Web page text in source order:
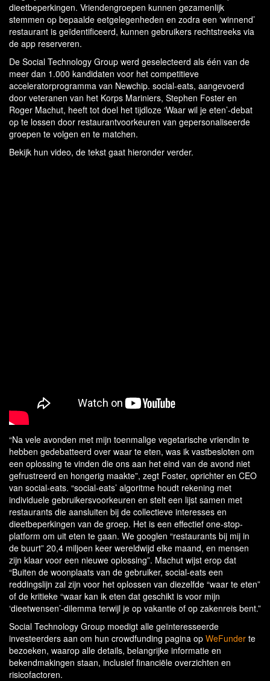
dieetbeperkingen. Vriendengroepen kunnen gezamenlijk
stemmen op bepaalde eetgelegenheden en zodra een ‘winnend’
restaurant is geïdentificeerd, kunnen gebruikers rechtstreeks via
de app reserveren.
De Social Technology Group werd geselecteerd als één van de
meer dan 1.000 kandidaten voor het competitieve
acceleratorprogramma van Newchip. social-eats, aangevoerd
door veteranen van het Korps Mariniers, Stephen Foster en
Roger Machut, heeft tot doel het tijdloze ‘Waar wil je eten’-debat
op te lossen door restaurantvoorkeuren van gepersonaliseerde
groepen te volgen en te matchen.
Bekijk hun video, de tekst gaat hieronder verder.
“Na vele avonden met mijn toenmalige vegetarische vriendin te
hebben gedebatteerd over waar te eten, was ik vastbesloten om
een oplossing te vinden die ons aan het eind van de avond niet
gefrustreerd en hongerig maakte”, zegt Foster, oprichter en CEO
van social-eats. “social-eats’ algoritme houdt rekening met
individuele gebruikersvoorkeuren en stelt een lijst samen met
restaurants die aansluiten bij de collectieve interesses en
dieetbeperkingen van de groep. Het is een effectief one-stop-
platform om uit eten te gaan. We googlen “restaurants bij mij in
de buurt” 20,4 miljoen keer wereldwijd elke maand, en mensen
zijn klaar voor een nieuwe oplossing”. Machut wijst erop dat
“Buiten de woonplaats van de gebruiker, social-eats een
reddingslijn zal zijn voor het oplossen van diezelfde “waar te eten”
of de kritieke “waar kan ik eten dat geschikt is voor mijn
‘dieetwensen’-dilemma terwijl je op vakantie of op zakenreis bent.”
Social Technology Group moedigt alle geïnteresseerde
investeerders aan om hun crowdfunding pagina op WeFunder te
bezoeken, waarop alle details, belangrijke informatie en
bekendmakingen staan, inclusief financiële overzichten en
risicofactoren.